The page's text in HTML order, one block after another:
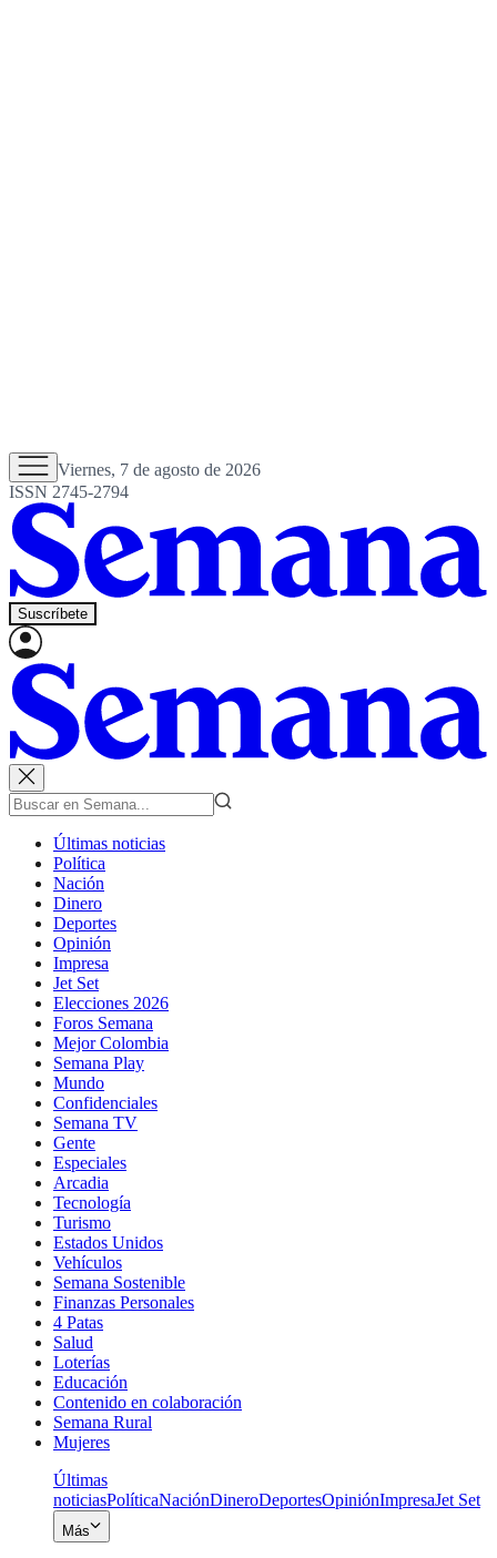
Viernes, 7 de agosto de 2026
ISSN 2745-2794
Suscríbete
Últimas noticias
Política
Nación
Dinero
Deportes
Opinión
Impresa
Jet Set
Elecciones 2026
Foros Semana
Mejor Colombia
Semana Play
Mundo
Confidenciales
Semana TV
Gente
Especiales
Arcadia
Tecnología
Turismo
Estados Unidos
Vehículos
Semana Sostenible
Finanzas Personales
4 Patas
Salud
Loterías
Educación
Contenido en colaboración
Semana Rural
Mujeres
Últimas
noticiasPolíticaNaciónDineroDeportesOpiniónImpresaJet Set
Más